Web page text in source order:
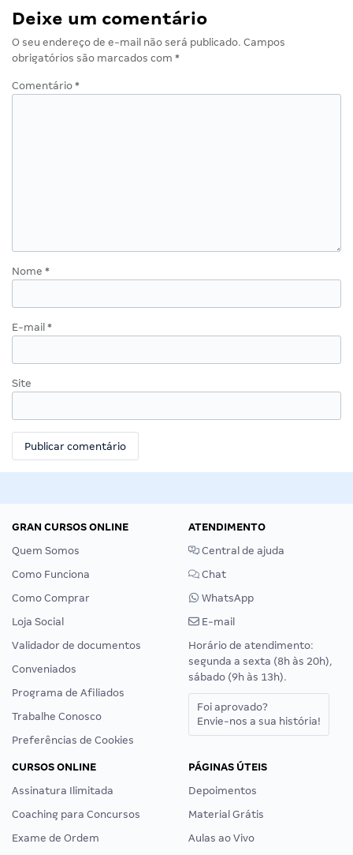
Deixe um comentário
O seu endereço de e-mail não será publicado. Campos
obrigatórios são marcados com *
Comentário *
Nome *
E-mail *
Site
GRAN CURSOS ONLINE
Quem Somos
Como Funciona
Como Comprar
Loja Social
Validador de documentos
Conveniados
Programa de Afiliados
Trabalhe Conosco
Preferências de Cookies
ATENDIMENTO
Central de ajuda
Chat
WhatsApp
E-mail
Horário de atendimento:
segunda a sexta (8h às 20h),
sábado (9h às 13h).
Foi aprovado?
Envie-nos a sua história!
CURSOS ONLINE
Assinatura Ilimitada
Coaching para Concursos
Exame de Ordem
PÁGINAS ÚTEIS
Depoimentos
Material Grátis
Aulas ao Vivo